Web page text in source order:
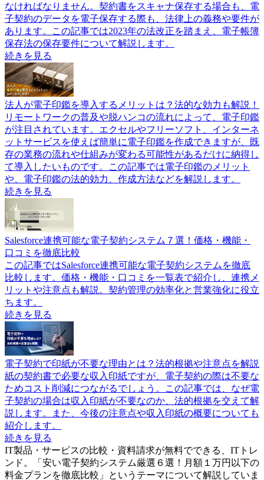
なければなりません。契約書をスキャナ保存する場合も、電
子契約のデータを電子保存する際も、法律上の義務や要件が
あります。この記事では2023年の法改正を踏まえ、電子帳簿
保存法の保存要件について解説します。
続きを見る
法人が電子印鑑を導入するメリットは？法的な効力も解説！
リモートワークの普及や脱ハンコの流れによって、電子印鑑
が注目されています。エクセルやフリーソフト、インターネ
ットサービスを使えば簡単に電子印鑑を作成できますが、既
存の業務の流れや仕組みが変わる可能性があるだけに納得し
て導入したいものです。この記事では電子印鑑のメリット
や、電子印鑑の法的効力、作成方法などを解説します。
続きを見る
Salesforce連携可能な電子契約システム７選！価格・機能・
口コミを徹底比較
この記事ではSalesforce連携可能な電子契約システムを徹底
比較します。価格・機能・口コミを一覧表で紹介し、連携メ
リットや注意点も解説。契約管理の効率化と営業強化に役立
ちます。
続きを見る
電子契約で印紙が不要な理由とは？法的根拠や注意点を解説
紙の契約書で必要な収入印紙ですが、電子契約の際は不要な
ためコスト削減につながるでしょう。この記事では、なぜ電
子契約の場合は収入印紙が不要なのか、法的根拠を交えて解
説します。また、今後の注意点や収入印紙の概要についても
紹介します。
続きを見る
IT製品・サービスの比較・資料請求が無料でできる、ITトレ
ンド。「 安い電子契約システム厳選６選！月額１万円以下の
料金プランを徹底比較 」というテーマについて解説していま